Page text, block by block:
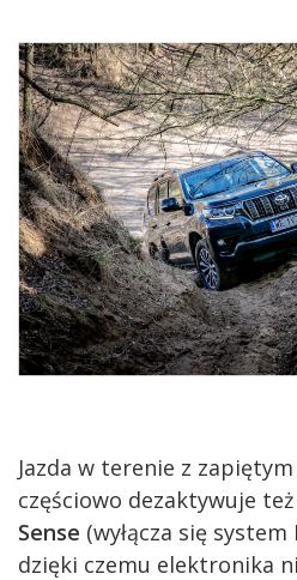
Jazda w terenie z
częściowo dezaktywuje
Sense (wyłącza się system
dzięki czemu elektronika